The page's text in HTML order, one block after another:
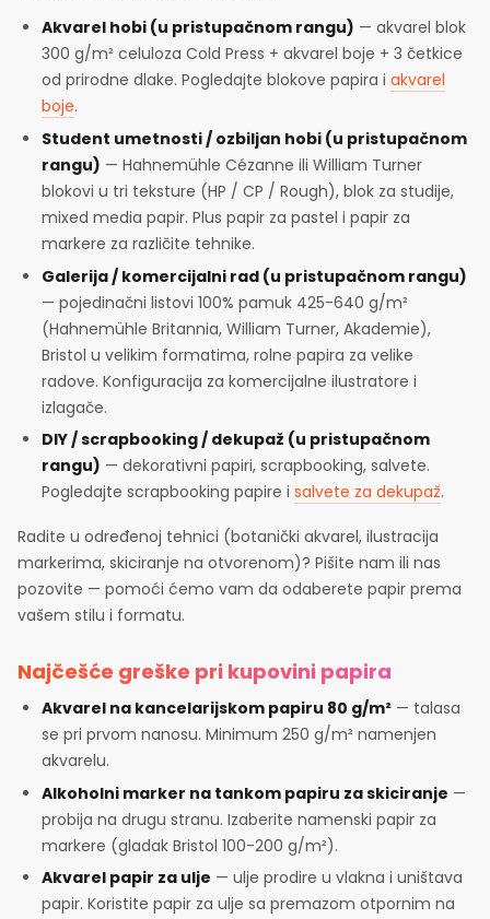
Akvarel hobi (u pristupačnom rangu) — akvarel blok
300 g/m² celuloza Cold Press + akvarel boje + 3 četkice
od prirodne dlake. Pogledajte blokove papira iakvarel
boje.
Student umetnosti / ozbiljan hobi (u pristupačnom
rangu) — Hahnemühle Cézanne ili William Turner
blokovi u tri teksture (HP / CP / Rough), blok za studije,
mixed media papir. Plus papir za pastel i papir za
markere za različite tehnike.
Galerija / komercijalni rad (u pristupačnom rangu)
— pojedinačni listovi 100% pamuk 425-640 g/m²
(Hahnemühle Britannia, William Turner, Akademie),
Bristol u velikim formatima, rolne papira za velike
radove. Konfiguracija za komercijalne ilustratore i
izlagače.
DIY / scrapbooking / dekupaž (u pristupačnom
rangu) — dekorativni papiri, scrapbooking, salvete.
Pogledajte scrapbooking papire isalvete za dekupaž.
Radite u određenoj tehnici (botanički akvarel, ilustracija
markerima, skiciranje na otvorenom)? Pišite nam ili nas
pozovite — pomoći ćemo vam da odaberete papir prema
vašem stilu i formatu.
Najčešće greške pri kupovini papira
Akvarel na kancelarijskom papiru 80 g/m² — talasa
se pri prvom nanosu. Minimum 250 g/m² namenjen
akvarelu.
Alkoholni marker na tankom papiru za skiciranje —
probija na drugu stranu. Izaberite namenski papir za
markere (gladak Bristol 100-200 g/m²).
Akvarel papir za ulje — ulje prodire u vlakna i uništava
papir. Koristite papir za ulje sa premazom otpornim na